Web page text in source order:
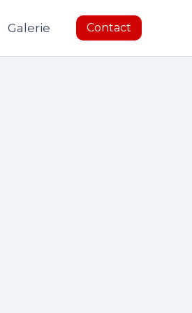
Galerie Contact